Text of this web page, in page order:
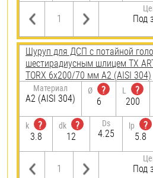
Под
Шуруп для ДСП с потайной
шестирадиусным шлицем TX
TORX 6х200/70 мм А2 (AISI 304)
Материал
А2 (AISI 304)
Ø
?
6
L
?
200
k
?
3.8
dk
?
12
Ds
4.25
lp
?
5.8
Под